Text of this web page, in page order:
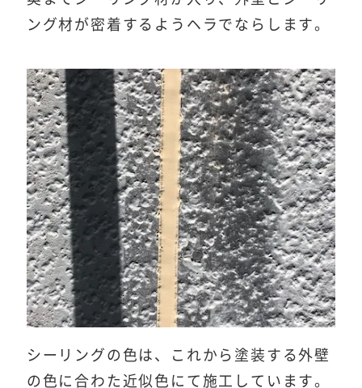
ング材が密着するようヘラでならします。
シーリングの色は、これから塗装する外壁
の色に合わた近似色にて施工しています。